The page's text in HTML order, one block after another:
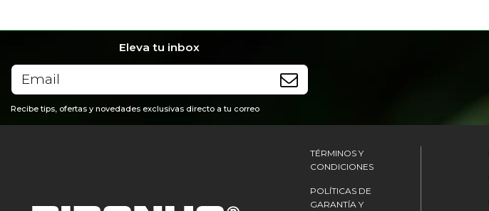
Eleva tu inbox
Recibe tips, ofertas y novedades exclusivas directo a tu correo
TÉRMINOS Y
CONDICIONES
POLÍTICAS DE
GARANTÍA Y